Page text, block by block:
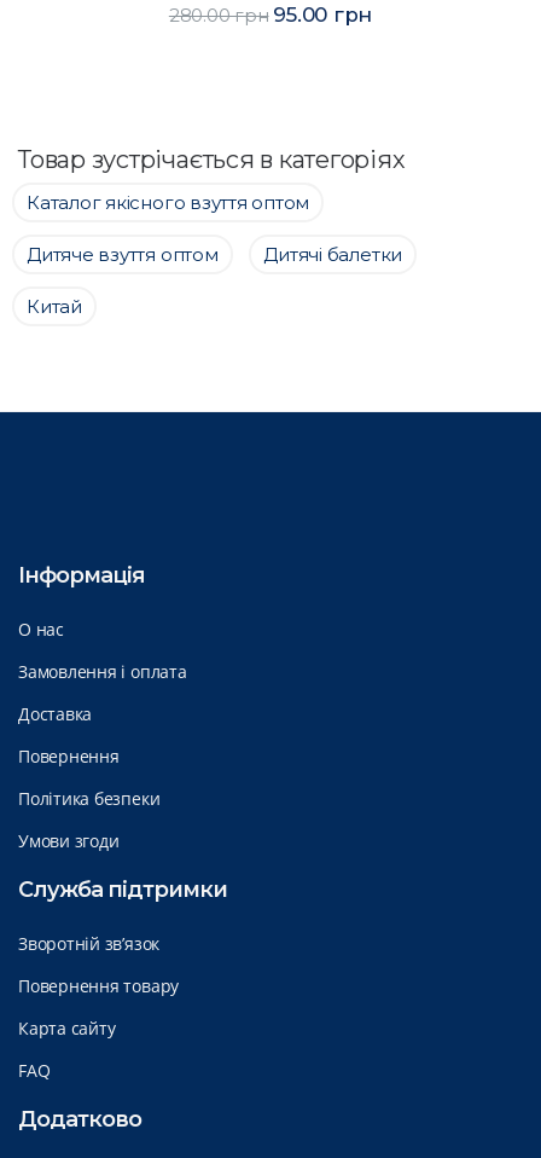
280.00 грн 95.00 грн
Товар зустрічається в категоріях
Каталог якісного взуття оптом
Дитяче взуття оптом Дитячі балетки
Китай
Інформація
О нас
Замовлення і оплата
Доставка
Повернення
Політика безпеки
Умови згоди
Служба підтримки
Зворотній зв’язок
Повернення товару
Карта сайту
FAQ
Додатково